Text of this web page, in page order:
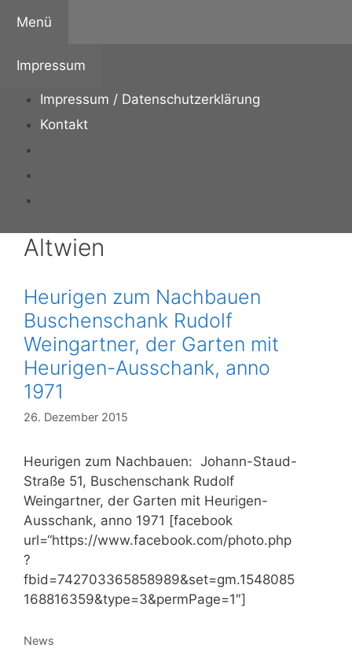
InhaltMenü
Impressum
Impressum / Datenschutzerklärung
Kontakt
Altwien
Heurigen zum Nachbauen
Buschenschank Rudolf
Weingartner, der Garten mit
Heurigen-Ausschank, anno
1971
26. Dezember 2015
Heurigen zum Nachbauen: Johann-Staud-
Straße 51, Buschenschank Rudolf
Weingartner, der Garten mit Heurigen-
Ausschank, anno 1971 [facebook
url=“https://www.facebook.com/photo.php
?
fbid=742703365858989&set=gm.1548085
168816359&type=3&permPage=1″]
Kategorien
News